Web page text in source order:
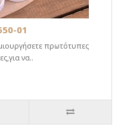
01
πρωτότυπες
να..